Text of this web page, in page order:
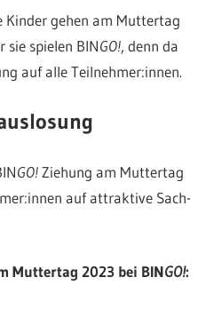
Kinder gehen am Muttertag
sie spielen BINGO!, denn da
auf alle Teilnehmer:innen.
GO!Ziehung am Muttertag
auf attraktive Sach-
Muttertag 2023 bei BINGO!: